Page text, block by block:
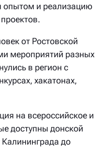
опытом и реализацию
от Ростовской
мероприятий разных
в регион с
хакатонах,
на всероссийское и
доступны донской
до